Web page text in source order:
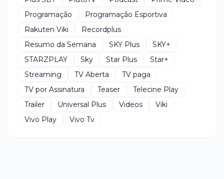
Programação
Programação Esportiva
Rakuten Viki
Recordplus
Resumo da Semana
SKY Plus
SKY+
STARZPLAY
Sky Star Plus
Star+
Streaming
TV Aberta
TV paga
TV por Assinatura
Teaser
Telecine Play
Trailer
Universal Plus Videos
Viki
Vivo Play
Vivo Tv